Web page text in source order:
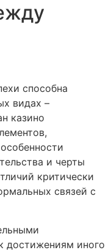
способна
видах –
казино
и черты
критически
связей с
достижениям иного